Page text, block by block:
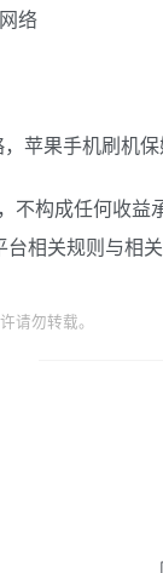
络
苹果手机刷机
不构成任何收
相关规则与相
请勿转载。